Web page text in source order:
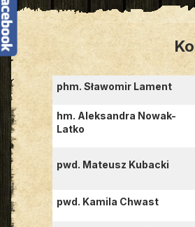
phm. Sławomir Lament
hm. Aleksandra Nowak-
Latko
pwd. Mateusz Kubacki
pwd. Kamila Chwast